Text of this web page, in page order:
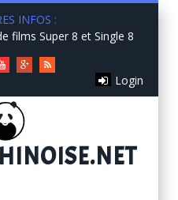
INFOS :
films Super 8 et Single 8
You
Google+RSS
Login